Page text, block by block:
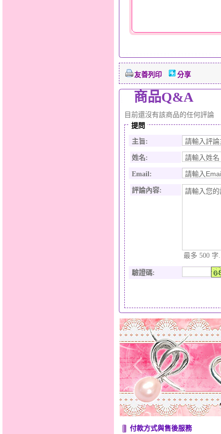
友善列印 分享
商品Q&A
目前還沒有該商品的任何評論
提問
主旨:
姓名:
Email:
評論內容:
最多 500 字.
驗證碼:
付款方式與售後服務